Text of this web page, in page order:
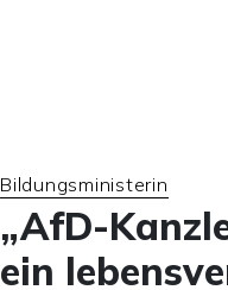
Bildungsministerin
„AfD-
ein